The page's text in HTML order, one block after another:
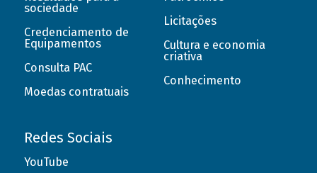
sociedade
Credenciamento de
Equipamentos
Consulta PAC
Moedas contratuais
Licitações
Cultura e economia
criativa
Conhecimento
Redes Sociais
YouTube